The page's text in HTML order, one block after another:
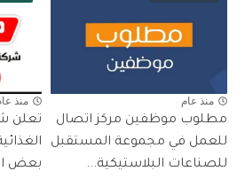
منذ عام
مطلوب موظفين مركز اتصال
للعمل في مجموعة المستقبل
للصناعات البلاستيكية...
منذ
تعلن
بعض